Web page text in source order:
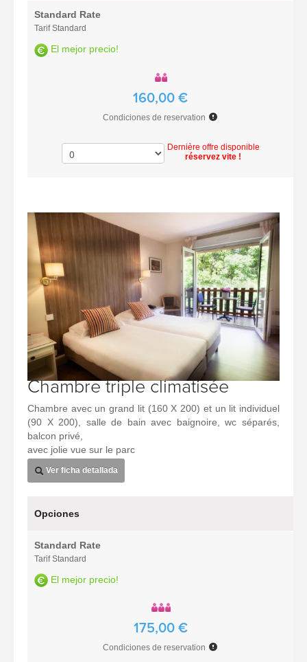
Standard Rate
Tarif Standard
El mejor precio!
160,00 €
Condiciones de reservation
Dernière offre disponible
réservez vite !
Chambre triple climatisée
Chambre avec un grand lit (160 X 200) et un lit individuel
(90 X 200), salle de bain avec baignoire, wc séparés,
balcon privé,
avec jolie vue sur le parc
Ver ficha detallada
Opciones
Standard Rate
Tarif Standard
El mejor precio!
175,00 €
Condiciones de reservation